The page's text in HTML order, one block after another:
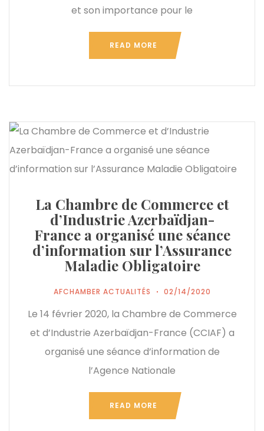
et son importance pour le
READ MORE
La Chambre de Commerce et
d’Industrie Azerbaïdjan-
France a organisé une séance
d’information sur l’Assurance
Maladie Obligatoire
AFCHAMBER ACTUALITÉS 02/14/2020
Le 14 février 2020, la Chambre de Commerce
et d’Industrie Azerbaïdjan-France (CCIAF) a
organisé une séance d’information de
l’Agence Nationale
READ MORE